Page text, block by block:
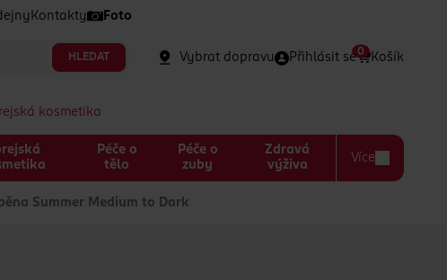
Kontakty Foto
HLEDAT Vybrat dopravu Přihlásit se Košík
0
kosmetika
Péče o
tělo
Péče o
zuby
Zdravá
výživa
Více
Summer Medium to Dark